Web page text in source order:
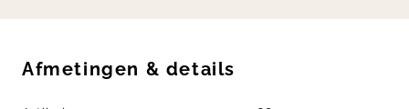
Afmetingen & details